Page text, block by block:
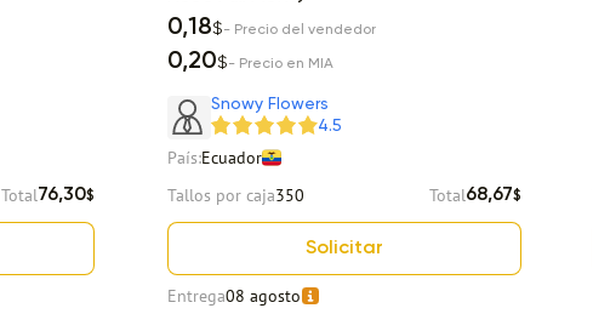
Total76,30$
0,18$- Precio del vendedor
0,20$- Precio en MIA
Snowy Flowers
4.5
País:Ecuador
Tallos por caja350 Total68,67$
Solicitar
Entrega08 agosto